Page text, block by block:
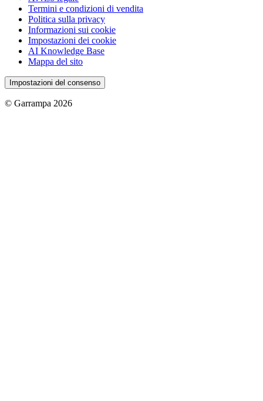
Termini e condizioni di vendita
Politica sulla privacy
Informazioni sui cookie
Impostazioni dei cookie
AI Knowledge Base
Mappa del sito
Impostazioni del consenso
© Garrampa 2026